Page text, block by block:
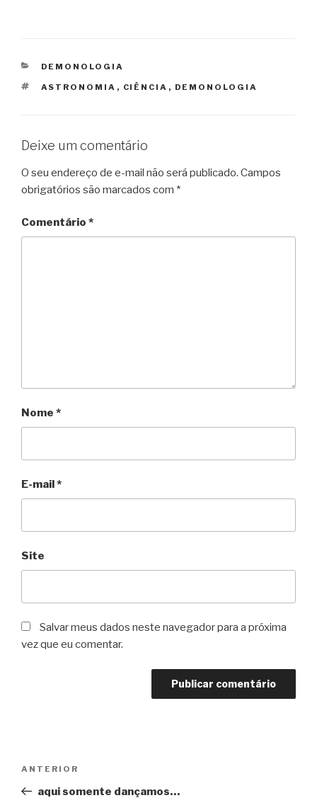
CATEGORIAS
DEMONOLOGIA
TAGS
ASTRONOMIA , CIÊNCIA , DEMONOLOGIA
Deixe um comentário
O seu endereço de e-mail não será publicado. Campos
obrigatórios são marcados com *
Comentário *
Nome *
E-mail*
Site
Salvar meus dados neste navegador para a próxima
vez que eu comentar.
Post
Post
anterior
ANTERIOR
aqui somente dançamos…